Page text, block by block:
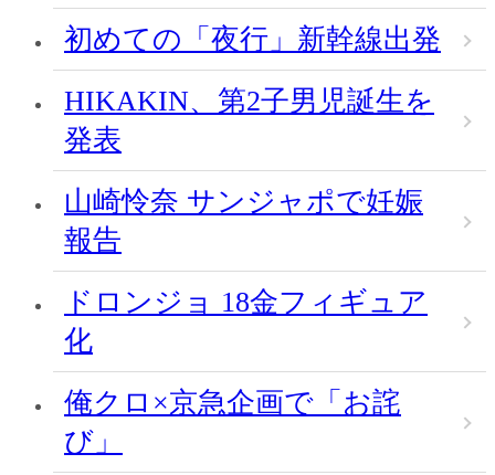
初めての「夜行」新幹線出発
HIKAKIN、第2子男児誕生を
発表
山崎怜奈 サンジャポで妊娠
報告
ドロンジョ 18金フィギュア
化
俺クロ×京急企画で「お詫
び」